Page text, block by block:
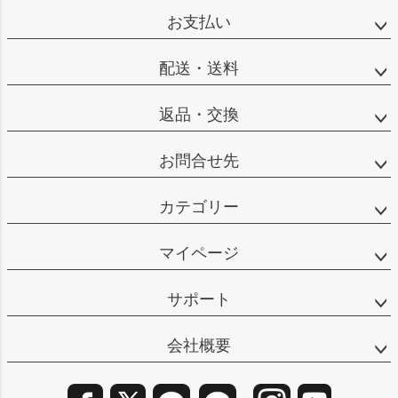
お支払い
配送・送料
返品・交換
お問合せ先
カテゴリー
マイページ
サポート
会社概要